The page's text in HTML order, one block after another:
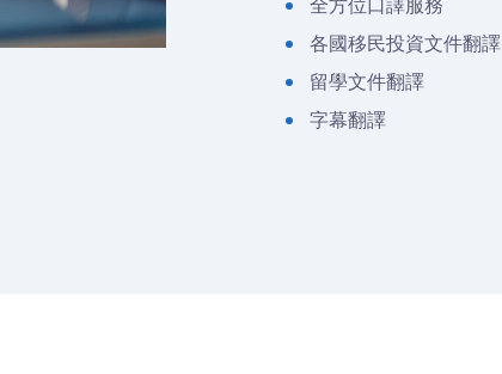
各國移民投資文件翻譯
留學文件翻譯
字幕翻譯